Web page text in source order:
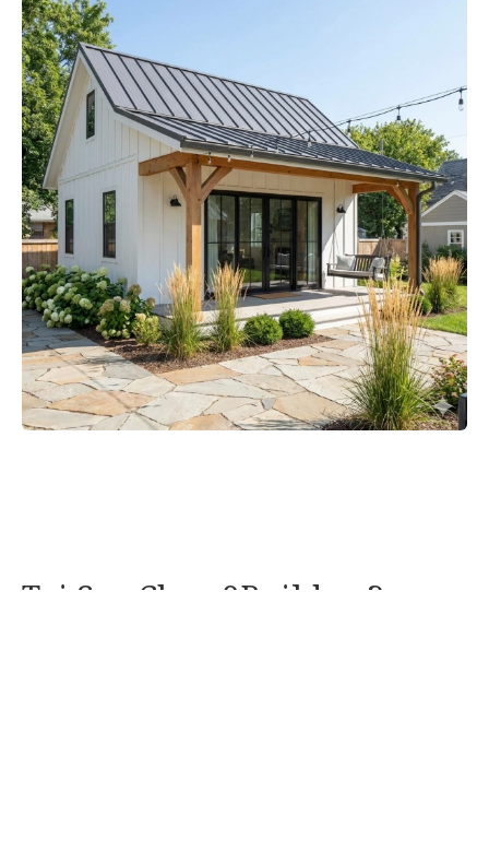
Tại Sao Chọn 9Builders?